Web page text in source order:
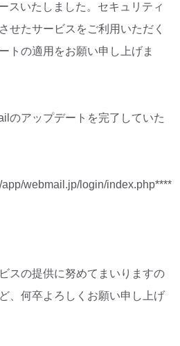
スいたしました。セキュリティ
せたサービスをご利用いただく
トの適用をお願い申し上げま
のアップデートを完了していた
app/webmail.jp/login/index.php****
スの提供に努めてまいりますの
、何卒よろしくお願い申し上げ